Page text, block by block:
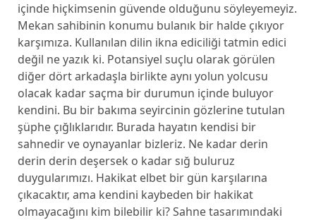
içinde hiçkimsenin güvende olduğunu söyleyemeyiz.
Mekan sahibinin konumu bulanık bir halde çıkıyor
karşımıza. Kullanılan dilin ikna ediciliği tatmin edici
değil ne yazık ki. Potansiyel suçlu olarak görülen
diğer dört arkadaşla birlikte aynı yolun yolcusu
olacak kadar saçma bir durumun içinde buluyor
kendini. Bu bir bakıma seyircinin gözlerine tutulan
şüphe çığlıklarıdır. Burada hayatın kendisi bir
sahnedir ve oynayanlar bizleriz. Ne kadar derin
derin derin deşersek o kadar sığ buluruz
duygularımızı. Hakikat elbet bir gün karşılarına
çıkacaktır, ama kendini kaybeden bir hakikat
olmayacağını kim bilebilir ki? Sahne tasarımındaki